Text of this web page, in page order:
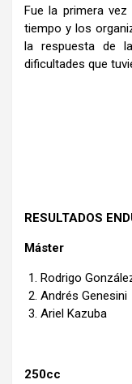
Fue la primera
tiempo y los
la respuesta de
dificultades que
RESULTADOS
Máster
Rodrigo
Andrés Genesini
Ariel Kazuba
250cc